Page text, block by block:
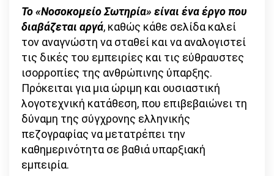
Το «Νοσοκομείο Σωτηρία» είναι ένα έργο που
διαβάζεται αργά, καθώς κάθε σελίδα καλεί
τον αναγνώστη να σταθεί και να αναλογιστεί
τις δικές του εμπειρίες και τις εύθραυστες
ισορροπίες της ανθρώπινης ύπαρξης.
Πρόκειται για μια ώριμη και ουσιαστική
λογοτεχνική κατάθεση, που επιβεβαιώνει τη
δύναμη της σύγχρονης ελληνικής
πεζογραφίας να μετατρέπει την
καθημερινότητα σε βαθιά υπαρξιακή
εμπειρία.